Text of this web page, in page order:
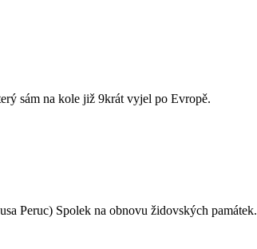
sám na kole již 9krát vyjel po Evropě.
Peruc) Spolek na obnovu židovských památek.